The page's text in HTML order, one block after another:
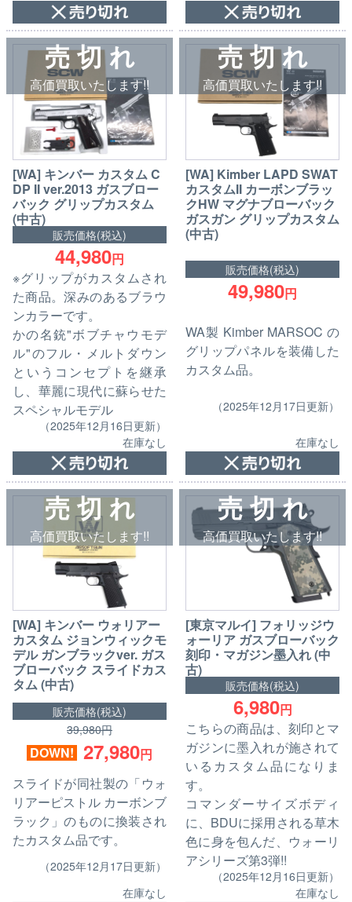
売 切 れ
高価買取いたします!!
[WA] キンバー カスタム C
DP II ver.2013 ガスブロー
バック グリップカスタム
(中古)
販売価格(税込)
44,980円
※グリップがカスタムされ
た商品。深みのあるブラウ
ンカラーです。
かの名銃"ボブチャウモデ
ル"のフル・メルトダウン
というコンセプトを継承
し、華麗に現代に蘇らせた
スペシャルモデル
（2025年12月16日更新）
在庫なし
売 切 れ
高価買取いたします!!
[WA] Kimber LAPD SWAT
カスタムII カーボンブラッ
クHW マグナブローバック
ガスガン グリップカスタム
(中古)
販売価格(税込)
49,980円
WA製 Kimber MARSOC の
グリップパネルを装備した
カスタム品。
（2025年12月17日更新）
在庫なし
売 切 れ
高価買取いたします!!
[WA] キンバー ウォリアー
カスタム ジョンウィックモ
デル ガンブラックver. ガス
ブローバック スライドカス
タム (中古)
販売価格(税込)
39,980円
DOWN! 27,980円
スライドが同社製の「ウォ
リアーピストル カーボンブ
ラック」のものに換装され
たカスタム品です。
（2025年12月17日更新）
在庫なし
売 切 れ
高価買取いたします!!
[東京マルイ] フォリッジウ
ォーリア ガスブローバック
刻印・マガジン墨入れ (中
古)
販売価格(税込)
6,980円
こちらの商品は、刻印とマ
ガジンに墨入れが施されて
いるカスタム品になりま
す。
コマンダーサイズボディ
に、BDUに採用される草木
色に身を包んだ、ウォーリ
アシリーズ第3弾!!
（2025年12月16日更新）
在庫なし